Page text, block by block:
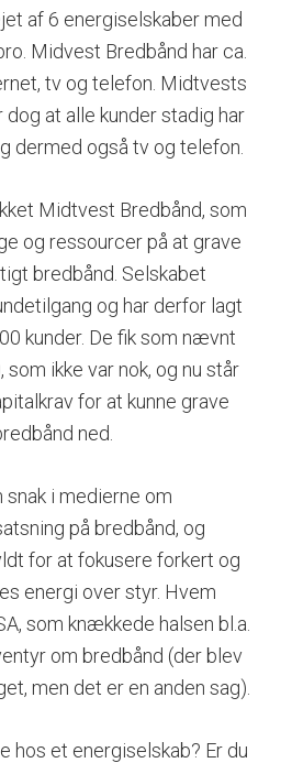
af 6 energiselskaber med
Midvest Bredbånd har ca.
tv og telefon. Midtvests
at alle kunder stadig har
dermed også tv og telefon.
Midtvest Bredbånd, som
og ressourcer på at grave
bredbånd. Selskabet
og har derfor lagt
kunder. De fik som nævnt
ikke var nok, og nu står
for at kunne grave
ned.
i medierne om
på bredbånd, og
for at fokusere forkert og
energi over styr. Hvem
som knækkede halsen bl.a.
om bredbånd (der blev
men det er en anden sag).
hos et energiselskab? Er du